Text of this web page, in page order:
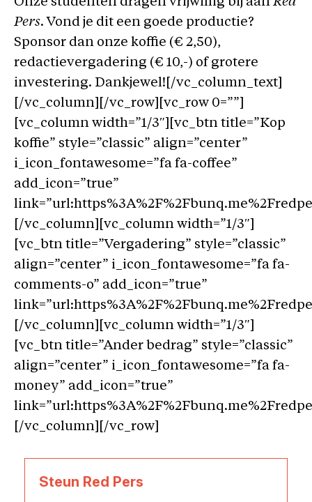
Onze studenten dragen vrijwillig bij aanRed
Pers. Vond je dit een goede productie?
Sponsor dan onze koffie (€ 2,50),
redactievergadering (€ 10,-) of grotere
investering. Dankjewel![/vc_column_text]
[/vc_column][/vc_row][vc_row 0=””]
[vc_column width=”1/3″][vc_btn title=”Kop
koffie” style=”classic” align=”center”
i_icon_fontawesome=”fa fa-coffee”
add_icon=”true”
[/vc_column][vc_column width=”1/3″]
[vc_btn title=”Vergadering” style=”classic”
align=”center” i_icon_fontawesome=”fa fa-
comments-o” add_icon=”true”
[/vc_column][vc_column width=”1/3″]
[vc_btn title=”Ander bedrag” style=”classic”
align=”center” i_icon_fontawesome=”fa fa-
money” add_icon=”true”
[/vc_column][/vc_row]
Steun Red Pers